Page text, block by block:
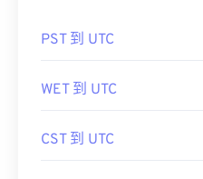
PST 到 UTC
WET 到 UTC
CST 到 UTC